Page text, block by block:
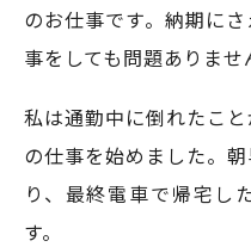
のお仕事です。納期に
事をしても問題ありませ
私は通勤中に倒れたこ
の仕事を始めました。
り、最終電車で帰宅し
す。